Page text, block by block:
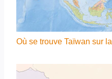
Où se trouve Taïwan sur